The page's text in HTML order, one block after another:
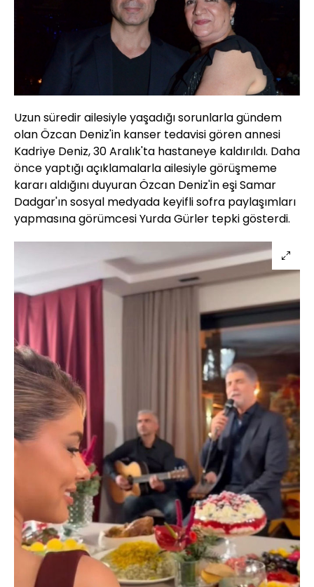
Uzun süredir ailesiyle yaşadığı sorunlarla gündem
olan Özcan Deniz'in kanser tedavisi gören annesi
Kadriye Deniz, 30 Aralık'ta hastaneye kaldırıldı. Daha
önce yaptığı açıklamalarla ailesiyle görüşmeme
kararı aldığını duyuran Özcan Deniz'in eşi Samar
Dadgar'ın sosyal medyada keyifli sofra paylaşımları
yapmasına görümcesi Yurda Gürler tepki gösterdi.